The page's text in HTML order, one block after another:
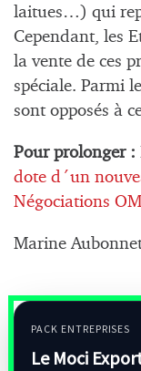
laitues…) qui
Cependant, les
la vente de ces
spéciale. Parmi
sont opposés à
Pour prolonger :
dote d´un
Négociations
Marine
PACK ENTREPRISES
Le Moci